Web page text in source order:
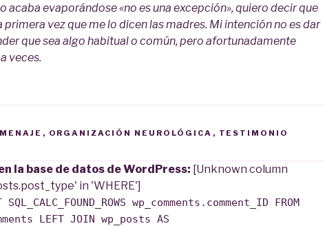
acaba evaporándose «no es una excepción», quiero decir que
primera vez que me lo dicen las madres. Mi intención no es dar
que sea algo habitual o común, pero afortunadamente
veces.
, ORGANIZACIÓN NEUROLÓGICA , TESTIMONIO
la base de datos de WordPress: [Unknown column
in 'WHERE']
SQL_CALC_FOUND_ROWS wp_comments.comment_ID FROM
LEFT JOIN wp_posts AS